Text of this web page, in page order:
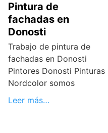
Pintura de
fachadas en
Donosti
Trabajo de pintura de
fachadas en Donosti
Pintores Donosti Pinturas
Nordcolor somos
Leer más…